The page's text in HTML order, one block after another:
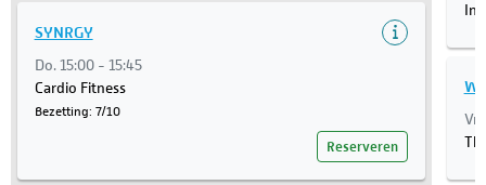
SYNRGY
Do. 15:00 - 15:45
Cardio Fitness
Bezetting: 7/10
Reserveren
Vr.